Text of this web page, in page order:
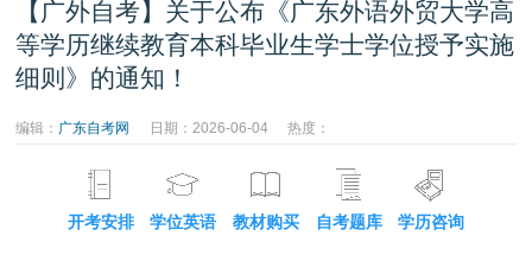
【广外自考】关于公布《广东外语外贸大学高
等学历继续教育本科毕业生学士学位授予实施
细则》的通知！
编辑： 广东自考网 日期：2026-06-04 热度：
开考安排 学位英语 教材购买 自考题库 学历咨询